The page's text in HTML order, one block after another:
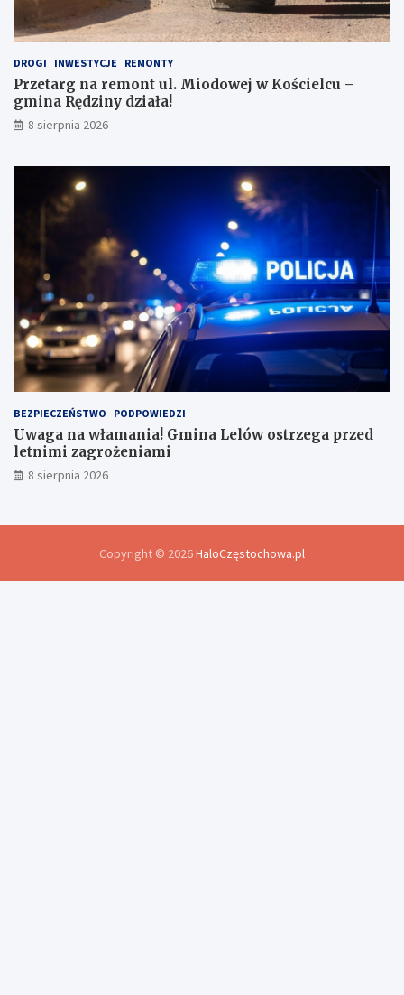
!
DROGI INWESTYCJE REMONTY
Przetarg na remont ul. Miodowej w Kościelcu –
gmina Rędziny działa!
8 sierpnia 2026
BEZPIECZEŃSTWO PODPOWIEDZI
Uwaga na włamania! Gmina Lelów ostrzega przed
letnimi zagrożeniami
8 sierpnia 2026
Copyright © 2026HaloCzęstochowa.pl